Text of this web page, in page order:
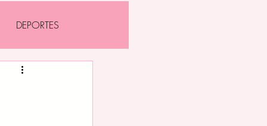
DEPORTES